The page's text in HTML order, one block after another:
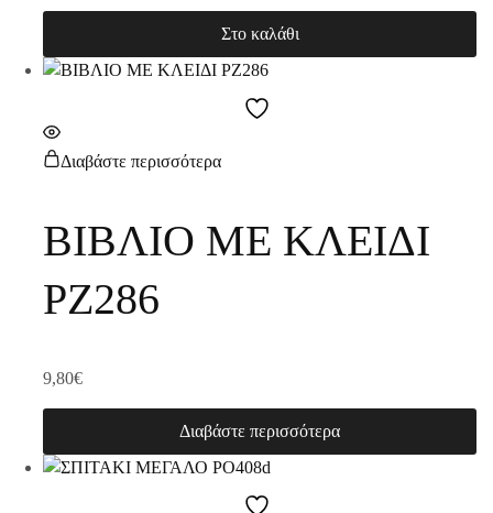
Στο καλάθι
Διαβάστε περισσότερα
ΒΙΒΛΙΟ ΜΕ ΚΛΕΙΔΙ
PZ286
9,80€
Διαβάστε περισσότερα